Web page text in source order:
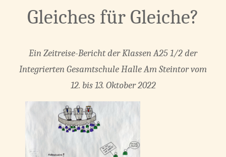
Gleiches für Gleiche?
Ein Zeitreise-Bericht der Klassen A25 1/2 der
Integrierten Gesamtschule Halle Am Steintor vom
12. bis 13. Oktober 2022